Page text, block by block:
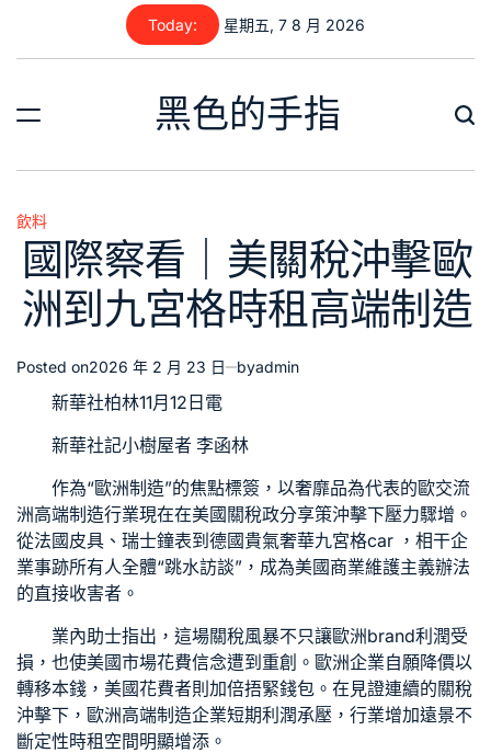
content
Today: 星期五, 7 8 月 2026
黑色的手指
Posted
飲料
國際察看｜美關稅沖擊歐
洲到九宮格時租高端制造
Posted on2026 年 2 月 23 日 byadmin
新華社柏林11月12日電
新華社記小樹屋者 李函林
作為“歐洲制造”的焦點標簽，以奢靡品為代表的歐交流
洲高端制造行業現在在美國關稅政分享策沖擊下壓力驟增。
從法國皮具、瑞士鐘表到德國貴氣奢華九宮格car ，相干企
業事跡所有人全體“跳水訪談”，成為美國商業維護主義辦法
的直接收害者。
業內助士指出，這場關稅風暴不只讓歐洲brand利潤受
損，也使美國市場花費信念遭到重創。歐洲企業自願降價以
轉移本錢，美國花費者則加倍捂緊錢包。在 見證連續的關稅
沖擊下，歐洲高端制造企業短期利潤承壓，行業增加遠景不
斷定性時租空間明顯增添。